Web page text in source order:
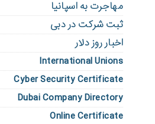
مهاجرت به اسپانیا
ثبت شرکت در دبی
اخبار روز دلار
International Unions
Cyber Security Certificate
Dubai Company Directory
Online Certificate